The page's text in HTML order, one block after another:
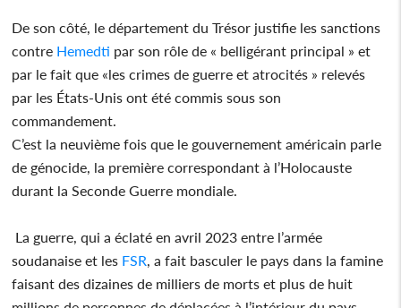
De son côté, le département du Trésor justifie les sanctions
contre Hemedti par son rôle de « belligérant principal » et
par le fait que «les crimes de guerre et atrocités » relevés
par les États-Unis ont été commis sous son
commandement.
C’est la neuvième fois que le gouvernement américain parle
de génocide, la première correspondant à l’Holocauste
durant la Seconde Guerre mondiale.
La guerre, qui a éclaté en avril 2023 entre l’armée
soudanaise et les FSR , a fait basculer le pays dans la famine
faisant des dizaines de milliers de morts et plus de huit